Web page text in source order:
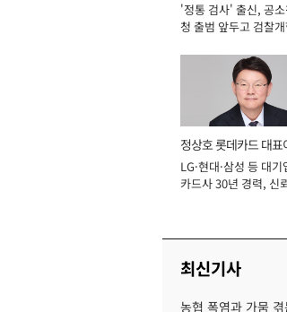
서관
'정통 검사' 출신, 공소
청 출범 앞두고 검찰
정상호 롯데카드 대표
장
LG·현대·삼성 등 대
카드사 30년 경력, 신
최신기사
농협 폭염과 가뭄